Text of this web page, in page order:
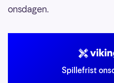
onsdagen.
Spillefrist